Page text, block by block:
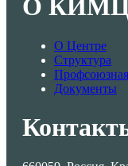
О
О Центре
Структура
Документы